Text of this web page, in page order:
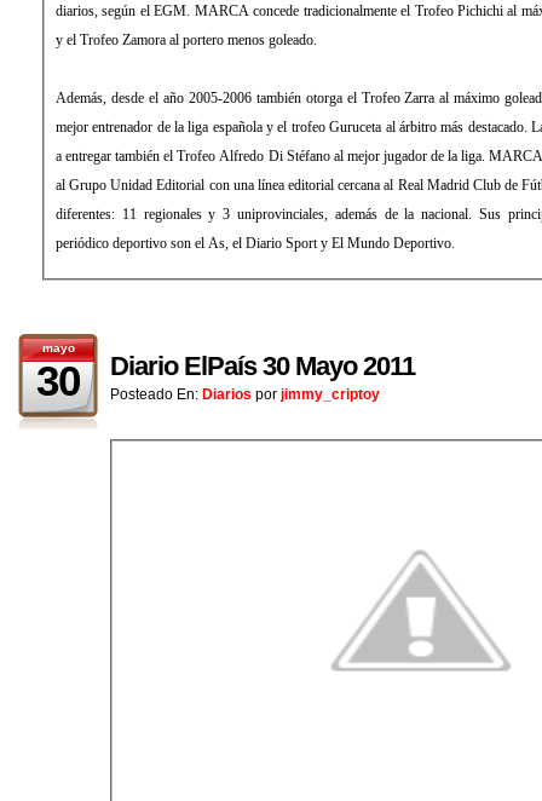
diarios, según el EGM. MARCA concede tradicionalmente el Trofeo Pichichi al
y el Trofeo Zamora al portero menos goleado.
Además, desde el año 2005-2006 también otorga el Trofeo Zarra al máximo
mejor entrenador de la liga española y el trofeo Guruceta al árbitro más destacado.
a entregar también el Trofeo Alfredo Di Stéfano al mejor jugador de la liga.
al Grupo Unidad Editorial con una línea editorial cercana al Real Madrid Club de
diferentes: 11 regionales y 3 uniprovinciales, además de la nacional. Sus
periódico deportivo son el As, el Diario Sport y El Mundo Deportivo.
mayo
30 Diario ElPaís 30 Mayo 2011
Posteado En: Diarios por jimmy_criptoy